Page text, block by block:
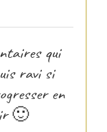
qui
ravi si
en
🙂